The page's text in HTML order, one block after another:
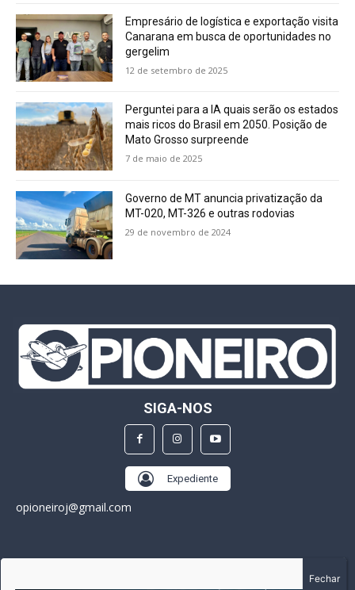
Empresário de logística e exportação visita
Canarana em busca de oportunidades no
gergelim
12 de setembro de 2025
Perguntei para a IA quais serão os estados
mais ricos do Brasil em 2050. Posição de
Mato Grosso surpreende
7 de maio de 2025
Governo de MT anuncia privatização da
MT-020, MT-326 e outras rodovias
29 de novembro de 2024
SIGA-NOS
Expediente
opioneiroj@gmail.com